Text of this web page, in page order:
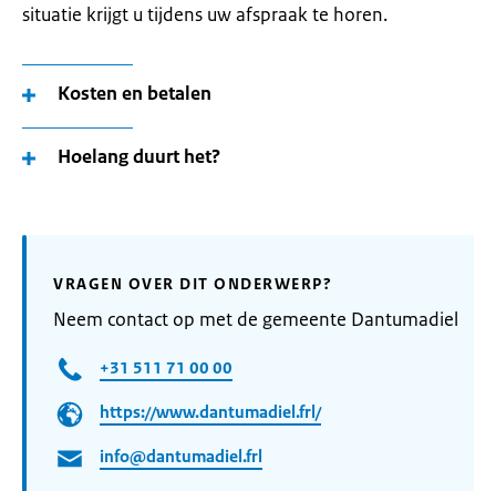
situatie krijgt u tijdens uw afspraak te horen.
Kosten en betalen
Hoelang duurt het?
VRAGEN OVER DIT ONDERWERP?
Neem contact op met de gemeente Dantumadiel
+31 511 71 00 00
https://www.dantumadiel.frl/
info@dantumadiel.frl